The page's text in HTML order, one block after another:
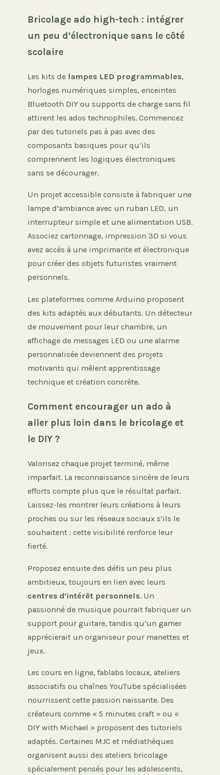
Bricolage ado high-tech : intégrer
un peu d’électronique sans le côté
scolaire
Les kits de lampes LED programmables,
horloges numériques simples, enceintes
Bluetooth DIY ou supports de charge sans fil
attirent les ados technophiles. Commencez
par des tutoriels pas à pas avec des
composants basiques pour qu’ils
comprennent les logiques électroniques
sans se décourager.
Un projet accessible consiste à fabriquer une
lampe d’ambiance avec un ruban LED, un
interrupteur simple et une alimentation USB.
Associez cartonnage, impression 3D si vous
avez accès à une imprimante et électronique
pour créer des objets futuristes vraiment
personnels.
Les plateformes comme Arduino proposent
des kits adaptés aux débutants. Un détecteur
de mouvement pour leur chambre, un
affichage de messages LED ou une alarme
personnalisée deviennent des projets
motivants qui mêlent apprentissage
technique et création concrète.
Comment encourager un ado à
aller plus loin dans le bricolage et
le DIY ?
Valorisez chaque projet terminé, même
imparfait. La reconnaissance sincère de leurs
efforts compte plus que le résultat parfait.
Laissez-les montrer leurs créations à leurs
proches ou sur les réseaux sociaux s’ils le
souhaitent : cette visibilité renforce leur
fierté.
Proposez ensuite des défis un peu plus
ambitieux, toujours en lien avec leurs
centres d’intérêt personnels. Un
passionné de musique pourrait fabriquer un
support pour guitare, tandis qu’un gamer
apprécierait un organiseur pour manettes et
jeux.
Les cours en ligne, fablabs locaux, ateliers
associatifs ou chaînes YouTube spécialisées
nourrissent cette passion naissante. Des
créateurs comme « 5 minutes craft » ou «
DIY with Michael » proposent des tutoriels
adaptés. Certaines MJC et médiathèques
organisent aussi des ateliers bricolage
spécialement pensés pour les adolescents,